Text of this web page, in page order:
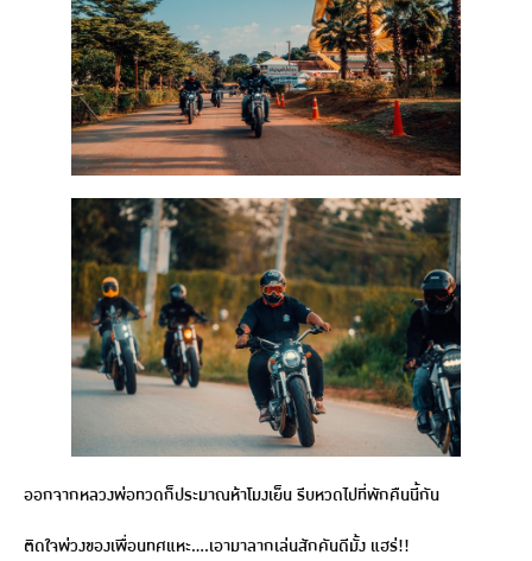
ออกจากหลวงพ่อทวดก็ประมาณห้าโมงเย็น รีบหวดไปที่พักคืนนี้กัน
ติดใจพ่วงของเพื่อนทศแหะ….เอามาลากเล่นสักคันดีมั้ง แฮร่!!